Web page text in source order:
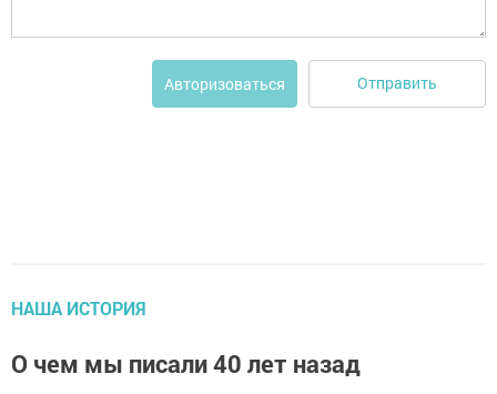
Авторизоваться Отправить
НАША ИСТОРИЯ
О чем мы писали 40 лет назад